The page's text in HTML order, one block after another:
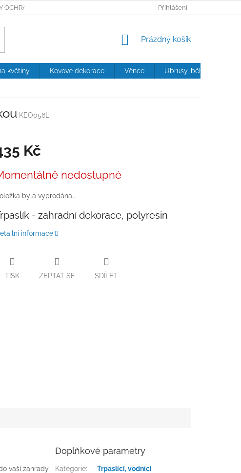
OCHRANY OSOBNÍCH ÚDAJŮ Přihlášení
NÁKUPNÍ
Prázdný košík
květiny Kovové dekorace Věnce Ubrusy, běhouny,
KEO056L
Kč
nedostupné
byla vyprodána…
- zahradní dekorace, polyresin
informace
TISK ZEPTAT SE SDÍLET
vaší zahrady
Doplňkové parametry
Kategorie:
Trpaslíci, vodníci